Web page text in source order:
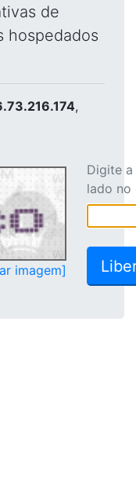
de
hospedados
,
imagem]
Digite
lado no